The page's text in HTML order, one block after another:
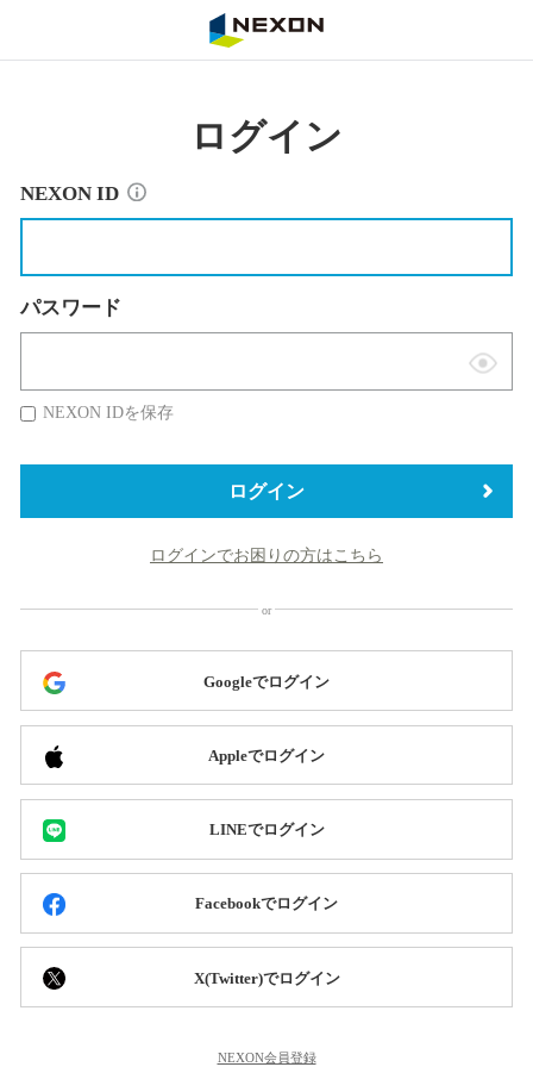
ログイン
NEXON ID
パスワード
表
替
NEXON IDを保存
ログイン
ログインでお困りの方はこちら
Googleでログイン
Appleでログイン
LINEでログイン
Facebookでログイン
X(Twitter)でログイン
NEXON会員登録